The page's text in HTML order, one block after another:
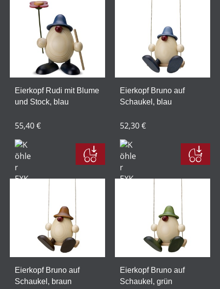
Eierkopf Rudi mit Blume
und Stock, blau
55,40 €
Eierkopf Bruno auf
Schaukel, blau
52,30 €
Eierkopf Bruno auf
Schaukel, braun
Eierkopf Bruno auf
Schaukel, grün